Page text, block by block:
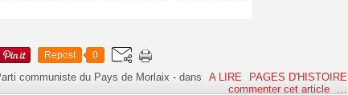
Repost 0
communiste du Pays de Morlaix -dans A LIRE
PAGES D'HISTOIRE
commenter cet article
…